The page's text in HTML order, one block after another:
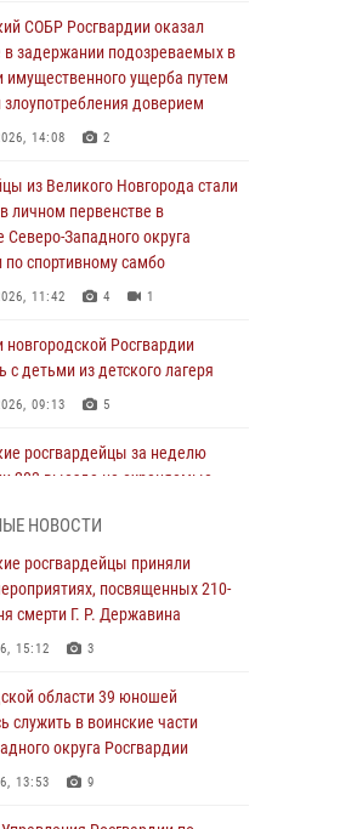
СОБР Росгвардии оказал
в задержании подозреваемых в
имущественного ущерба путем
доверием
14:08 2
из Великого Новгорода стали
личном первенстве в
Северо-Западного округа
по спортивному самбо
11:42 4 1
новгородской Росгвардии
с детьми из детского лагеря
09:13 5
росгвардейцы за неделю
203 выезда на охраняемые
"Новости дня" на
от 30 июля 2026 года.
призывники приняли присягу в
16:00 1
сотрудники центра
провели телефонную «горячую
НОВОСТИ
росгвардейцы приняли
посвященных 210-
смерти Г. Р. Державина
15:12 3
области 39 юношей
служить в воинские части
округа Росгвардии
13:53 9